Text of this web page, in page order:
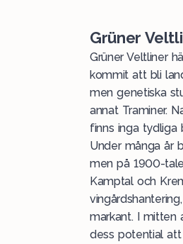
Grüner
Grüner Veltliner
kommit att bli
men genetiska
annat Traminer.
finns inga tydliga
Under många år
men på 1900-
Kamptal och
markant. I mitten
dess potential att